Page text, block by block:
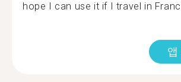
hope I can use it if I travel in
앱